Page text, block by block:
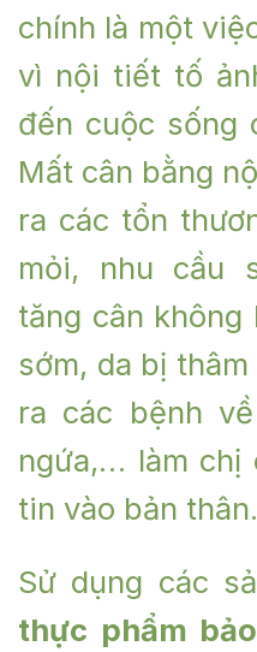
chính là một
vì nội tiết tố
đến cuộc sống
Mất cân bằng
ra các tổn
mỏi, nhu cầu
tăng cân không
sớm, da bị
ra các bệnh
ngứa,… làm chị
tin vào bản thân.
Sử dụng các
thực phẩm